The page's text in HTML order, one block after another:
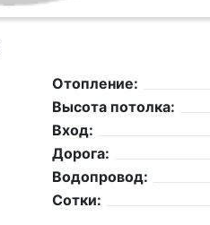
Отопление:
Высота потолка:
Вход:
Дорога:
Водопровод:
Сотки: